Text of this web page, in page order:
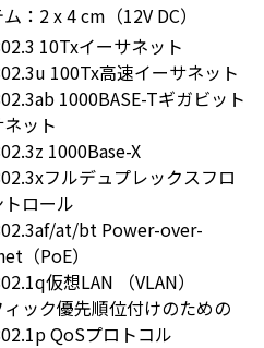
：2 x 4 cm（12V DC）
10Txイーサネット
100Tx高速イーサネット
1000BASE-Tギガビット
ット
1000Base-X
フルデュプレックスフロ
ロール
at/bt Power-over-
（PoE）
仮想LAN （VLAN）
ィック優先順位付けのための
QoSプロトコル